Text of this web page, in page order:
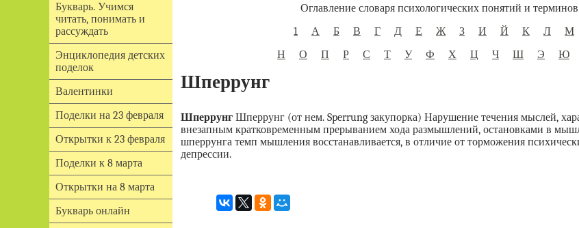
Букварь. Учимся
читать, понимать и
рассуждать
Энциклопедия детских
поделок
Валентинки
Поделки на 23 февраля
Открытки к 23 февраля
Поделки к 8 марта
Открытки на 8 марта
Букварь онлайн
Оглавление словаря психологических понятий и терминов
1
А Б В Г Д Е Ж З И Й К Л
М
Н
О П Р С Т У Ф Х Ц Ч Ш Э Ю
Шперрунг
ШперрунгШперрунг (от нем. Sperrung закупорка) Нарушение течения мыслей,
внезапным кратковременным прерыванием хода размышлений, остановками в
шперрунга темп мышления восстанавливается, в отличие от торможения
депрессии.